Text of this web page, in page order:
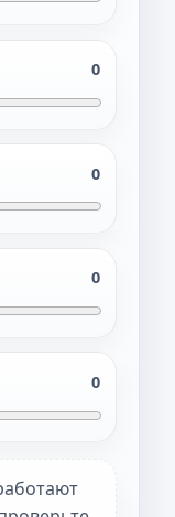
0
0
0
0